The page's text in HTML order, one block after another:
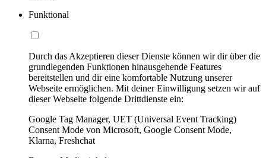
Funktional
Durch das Akzeptieren dieser Dienste können wir dir über die
grundlegenden Funktionen hinausgehende Features
bereitstellen und dir eine komfortable Nutzung unserer
Webseite ermöglichen. Mit deiner Einwilligung setzen wir auf
dieser Webseite folgende Drittdienste ein:
Google Tag Manager, UET (Universal Event Tracking)
Consent Mode von Microsoft, Google Consent Mode,
Klarna, Freshchat